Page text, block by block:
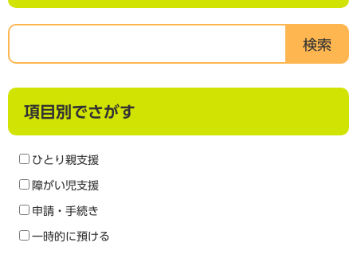
キ
ワ
入
項目別でさがす
ひとり親支援
障がい児支援
申請・手続き
一時的に預ける